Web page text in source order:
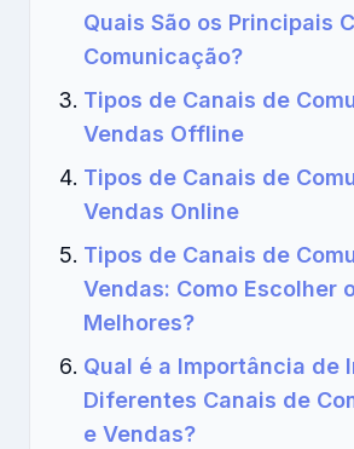
Quais São os Principais
Comunicação?
Tipos de Canais de
Vendas Offline
Tipos de Canais de
Vendas Online
Tipos de Canais de
Vendas: Como Escolher
Melhores?
Qual é a Importância de
Diferentes Canais de
e Vendas?